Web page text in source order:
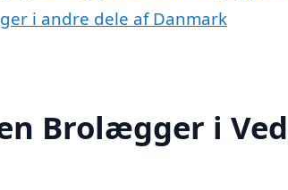
i andre dele af Danmark
Brolægger i